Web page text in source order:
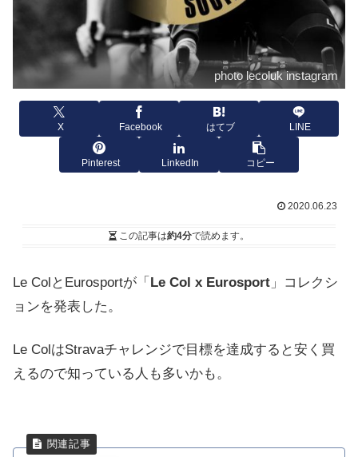
photo lecoluk instagram
X Facebook はてブ LINE
Pinterest LinkedIn コピー
2020.06.23
この記事は約4分で読めます。
Le ColとEurosportが「 Le Col x Eurosport 」コレクシ
ョンを発表した。
Le ColはStravaチャレンジで目標を達成すると安く買
えるので知っている人も多いかも。